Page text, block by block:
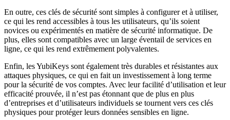
En outre, ces clés de sécurité sont simples à configurer et à utiliser,
ce qui les rend accessibles à tous les utilisateurs, qu’ils soient
novices ou expérimentés en matière de sécurité informatique. De
plus, elles sont compatibles avec un large éventail de services en
ligne, ce qui les rend extrêmement polyvalentes.
Enfin, les YubiKeys sont également très durables et résistantes aux
attaques physiques, ce qui en fait un investissement à long terme
pour la sécurité de vos comptes. Avec leur facilité d’utilisation et leur
efficacité prouvée, il n’est pas étonnant que de plus en plus
d’entreprises et d’utilisateurs individuels se tournent vers ces clés
physiques pour protéger leurs données sensibles en ligne.